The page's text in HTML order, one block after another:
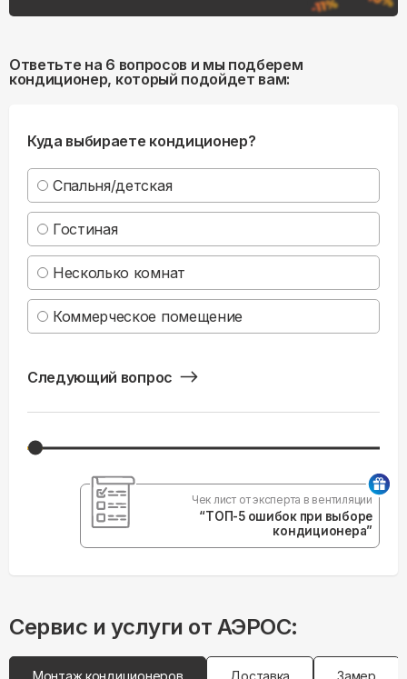
Ответьте на 6 вопросов и мы подберем
кондиционер, который подойдет вам:
Куда выбираете кондиционер?
Спальня/детская
Гостиная
Несколько комнат
Коммерческое помещение
Следующий вопрос
Чек лист от эксперта в вентиляции
“ТОП-5 ошибок при выборе
кондиционера”
Сервис и услуги от АЭРОС:
Монтаж кондиционеров Доставка Замер